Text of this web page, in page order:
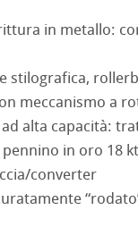
Watercolour
ad Olio/Acrilico
Illustrazione
Classici
in metallo:
stilografica,
meccanismo a
alta capacità:
in oro 18
converter